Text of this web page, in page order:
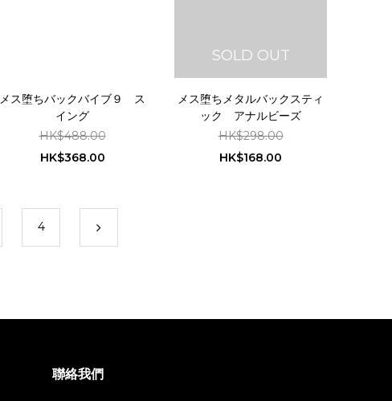
メス堕ちバックバイブ９ ス
イング
HK$488.00
HK$368.00
SOLD OUT
メス堕ちメタルバックスティ
ック アナルビーズ
HK$298.00
HK$168.00
4
聯絡我們